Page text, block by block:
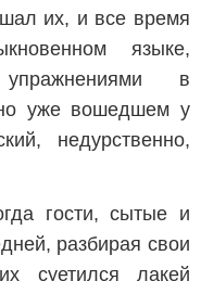
их, и все время
языке,
в
уже вошедшем у
недурственно,
гости, сытые и
разбирая свои
суетился лакей